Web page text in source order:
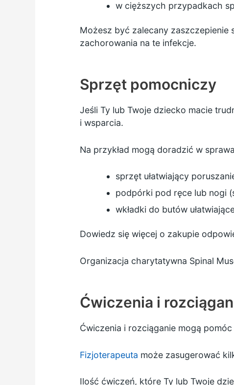
w cięższych przypadkach
Możesz być zalecany zaszczepienie
zachorowania na te infekcje.
Sprzęt pomocniczy
Jeśli Ty lub Twoje dziecko macie
i wsparcia.
Na przykład mogą doradzić w
sprzęt ułatwiający
podpórki pod ręce lub nogi
wkładki do butów
Dowiedz się więcej o zakupie
Organizacja charytatywna Spinal
Ćwiczenia i
Ćwiczenia i rozciąganie mogą
Fizjoterapeuta może zasugerować
Ilość ćwiczeń, które Ty lub Twoje